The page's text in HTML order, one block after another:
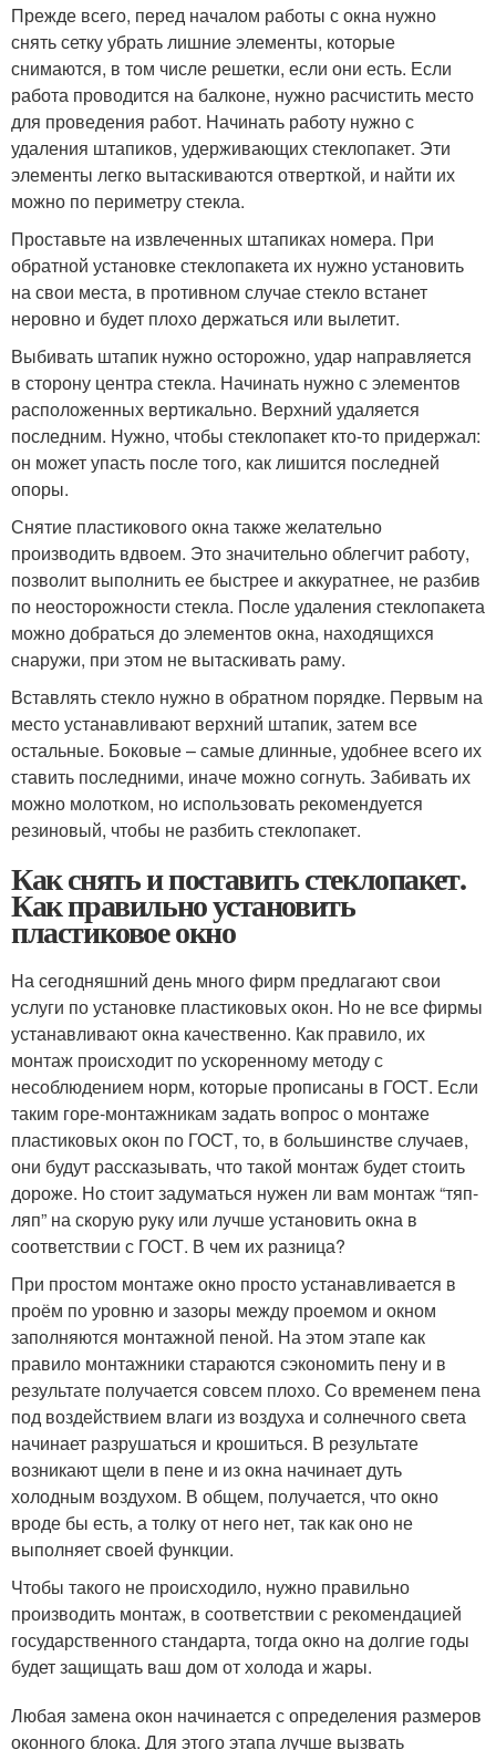
Прежде всего, перед началом работы с окна нужно
снять сетку убрать лишние элементы, которые
снимаются, в том числе решетки, если они есть. Если
работа проводится на балконе, нужно расчистить место
для проведения работ. Начинать работу нужно с
удаления штапиков, удерживающих стеклопакет. Эти
элементы легко вытаскиваются отверткой, и найти их
можно по периметру стекла.
Проставьте на извлеченных штапиках номера. При
обратной установке стеклопакета их нужно установить
на свои места, в противном случае стекло встанет
неровно и будет плохо держаться или вылетит.
Выбивать штапик нужно осторожно, удар направляется
в сторону центра стекла. Начинать нужно с элементов
расположенных вертикально. Верхний удаляется
последним. Нужно, чтобы стеклопакет кто-то придержал:
он может упасть после того, как лишится последней
опоры.
Снятие пластикового окна также желательно
производить вдвоем. Это значительно облегчит работу,
позволит выполнить ее быстрее и аккуратнее, не разбив
по неосторожности стекла. После удаления стеклопакета
можно добраться до элементов окна, находящихся
снаружи, при этом не вытаскивать раму.
Вставлять стекло нужно в обратном порядке. Первым на
место устанавливают верхний штапик, затем все
остальные. Боковые – самые длинные, удобнее всего их
ставить последними, иначе можно согнуть. Забивать их
можно молотком, но использовать рекомендуется
резиновый, чтобы не разбить стеклопакет.
Как снять и поставить стеклопакет.
Как правильно установить
пластиковое окно
На сегодняшний день много фирм предлагают свои
услуги по установке пластиковых окон. Но не все фирмы
устанавливают окна качественно. Как правило, их
монтаж происходит по ускоренному методу с
несоблюдением норм, которые прописаны в ГОСТ. Если
таким горе-монтажникам задать вопрос о монтаже
пластиковых окон по ГОСТ, то, в большинстве случаев,
они будут рассказывать, что такой монтаж будет стоить
дороже. Но стоит задуматься нужен ли вам монтаж “тяп-
ляп” на скорую руку или лучше установить окна в
соответствии с ГОСТ. В чем их разница?
При простом монтаже окно просто устанавливается в
проём по уровню и зазоры между проемом и окном
заполняются монтажной пеной. На этом этапе как
правило монтажники стараются сэкономить пену и в
результате получается совсем плохо. Со временем пена
под воздействием влаги из воздуха и солнечного света
начинает разрушаться и крошиться. В результате
возникают щели в пене и из окна начинает дуть
холодным воздухом. В общем, получается, что окно
вроде бы есть, а толку от него нет, так как оно не
выполняет своей функции.
Чтобы такого не происходило, нужно правильно
производить монтаж, в соответствии с рекомендацией
государственного стандарта, тогда окно на долгие годы
будет защищать ваш дом от холода и жары.
Любая замена окон начинается с определения размеров
оконного блока. Для этого этапа лучше вызвать